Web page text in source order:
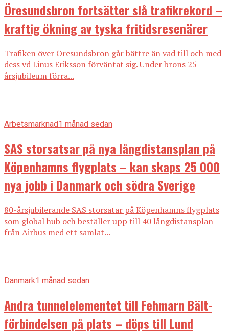
Öresundsbron fortsätter slå trafikrekord –
kraftig ökning av tyska fritidsresenärer
Trafiken över Öresundsbron går bättre än vad till och med
dess vd Linus Eriksson förväntat sig. Under brons 25-
årsjubileum förra...
Arbetsmarknad1 månad sedan
SAS storsatsar på nya långdistansplan på
Köpenhamns flygplats – kan skaps 25 000
nya jobb i Danmark och södra Sverige
80-årsjubilerande SAS storsatar på Köpenhamns flygplats
som global hub och beställer upp till 40 långdistansplan
från Airbus med ett samlat...
Danmark1 månad sedan
Andra tunnelelementet till Fehmarn Bält-
förbindelsen på plats – döps till Lund